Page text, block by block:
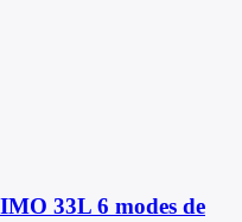
33L 6 modes de